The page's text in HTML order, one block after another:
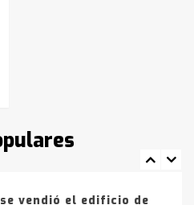
de Bahía
que Agosto vendrá
heladas, en gran parte
por
de drogas en la
vendió el edificio de